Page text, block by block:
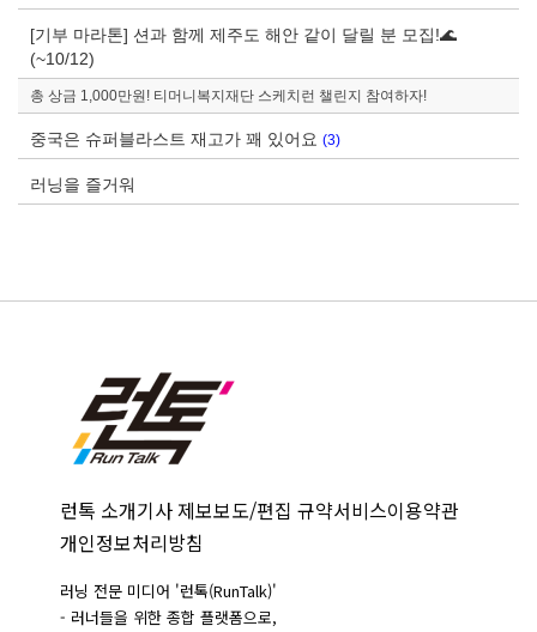
[기부 마라톤] 션과 함께 제주도 해안 같이 달릴 분 모집!🌊
(~10/12)
총 상금 1,000만원! 티머니복지재단 스케치런 챌린지 참여하자!
중국은 슈퍼블라스트 재고가 꽤 있어요 (3)
러닝을 즐거워
런톡 소개기사 제보보도/편집 규약서비스이용약관
개인정보처리방침
러닝 전문 미디어 '런톡(RunTalk)'
- 러너들을 위한 종합 플랫폼으로,